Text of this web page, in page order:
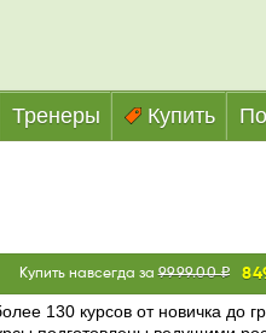
Тренеры Купить
Купить навсегда за9999.00 ₽
130 курсов от новичка до